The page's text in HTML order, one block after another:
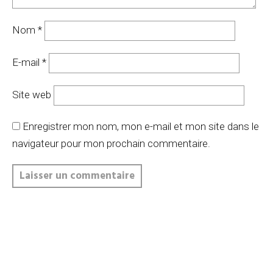
Nom *
E-mail *
Site web
Enregistrer mon nom, mon e-mail et mon site dans le
navigateur pour mon prochain commentaire.